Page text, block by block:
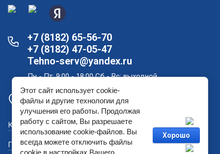
+7 (8182) 65-56-70
+7 (8182) 47-05-47
Tehno-serv@yandex.ru
Пн - Пт: 9:00 - 18:00 Сб - Вс: выходной
Офис продаж и склад в Архангельске: проспект
Новгородский, дом 181
Как купить?
Гарантийный ремонт
Этот сайт использует cookie-
файлы и другие технологии для
улучшения его работы. Продолжая
работу с сайтом, Вы разрешаете
использование cookie-файлов. Вы
всегда можете отключить файлы
cookie в настройках Вашего
Хорошо